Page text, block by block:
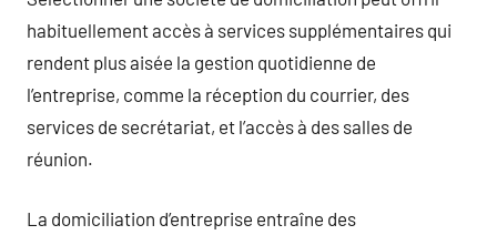
habituellement accès à services supplémentaires qui
rendent plus aisée la gestion quotidienne de
l’entreprise, comme la réception du courrier, des
services de secrétariat, et l’accès à des salles de
réunion.
La domiciliation d’entreprise entraîne des